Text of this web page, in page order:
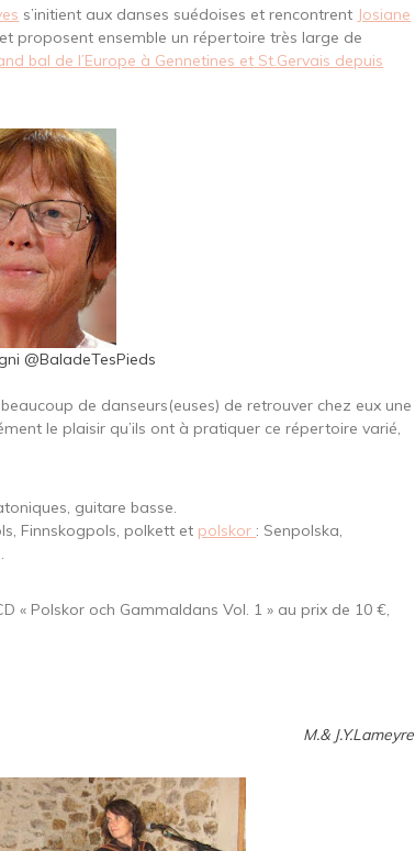
s’initient aux danses suédoises et rencontrent Josiane
proposent ensemble un répertoire très large de
bal de l’Europe à Gennetines et St.Gervais depuis
@BaladeTesPieds
de danseurs(euses) de retrouver chez eux une
le plaisir qu’ils ont à pratiquer ce répertoire varié,
guitare basse.
Finnskogpols, polkett et polskor : Senpolska,
« Polskor och Gammaldans Vol. 1 » au prix de 10 €,
M.& J.Y.Lameyre